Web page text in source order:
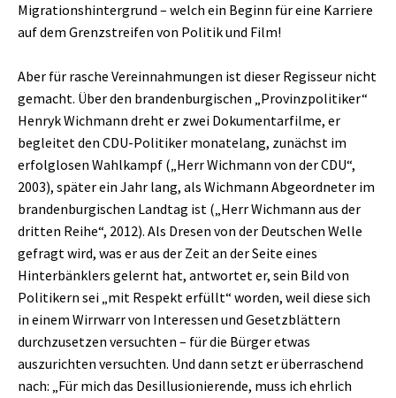
Migrationshintergrund – welch ein Beginn für eine Karriere
auf dem Grenzstreifen von Politik und Film!
Aber für rasche Vereinnahmungen ist dieser Regisseur nicht
gemacht. Über den brandenburgischen „Provinzpolitiker“
Henryk Wichmann dreht er zwei Dokumentarfilme, er
begleitet den CDU-Politiker monatelang, zunächst im
erfolglosen Wahlkampf („Herr Wichmann von der CDU“,
2003), später ein Jahr lang, als Wichmann Abgeordneter im
brandenburgischen Landtag ist („Herr Wichmann aus der
dritten Reihe“, 2012). Als Dresen von der Deutschen Welle
gefragt wird, was er aus der Zeit an der Seite eines
Hinterbänklers gelernt hat, antwortet er, sein Bild von
Politikern sei „mit Respekt erfüllt“ worden, weil diese sich
in einem Wirrwarr von Interessen und Gesetzblättern
durchzusetzen versuchten – für die Bürger etwas
auszurichten versuchten. Und dann setzt er überraschend
nach: „Für mich das Desillusionierende, muss ich ehrlich